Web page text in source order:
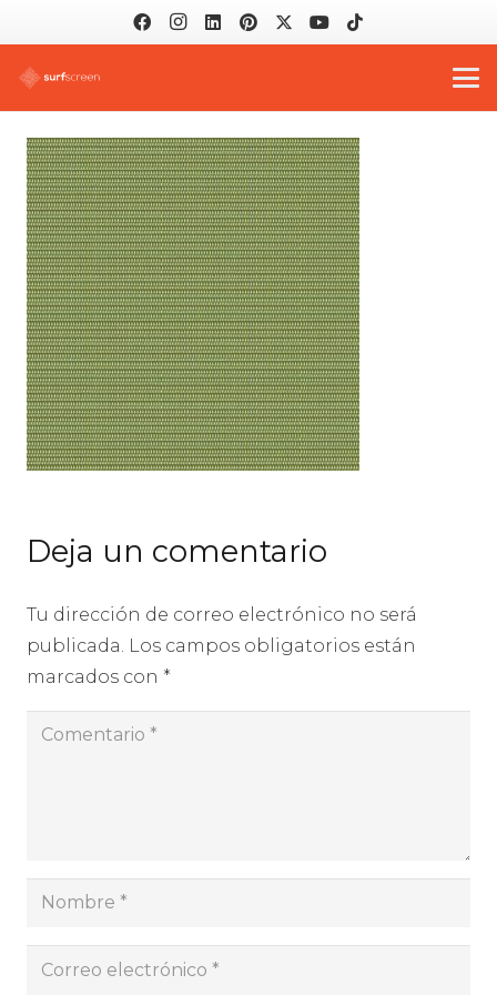
Deja un comentario
Tu dirección de correo electrónico no será
publicada. Los campos obligatorios están
marcados con *